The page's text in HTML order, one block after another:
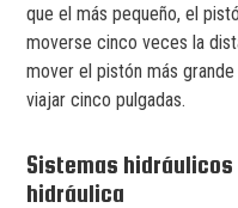
que el más pequeño, el
moverse cinco veces la
mover el pistón más
viajar cinco pulgadas.
Sistemas
hidráulica